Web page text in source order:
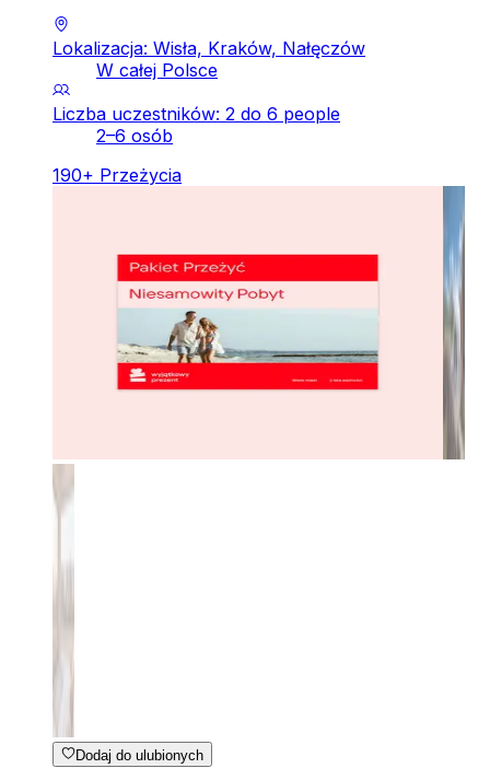
Lokalizacja: Wisła, Kraków, Nałęczów
W całej Polsce
Liczba uczestników: 2 do 6 people
2–6 osób
190+ Przeżycia
Dodaj do ulubionych